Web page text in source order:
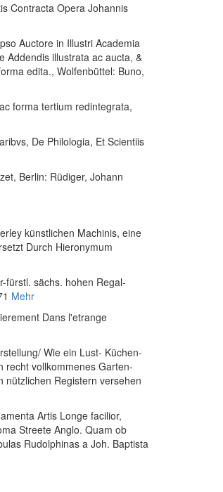
Contracta Opera Johannis
Auctore in Illustri Academia
Addendis illustrata ac aucta, &
edita., Wolfenbüttel: Buno,
forma tertium redintegrata,
De Philologia, Et Scientiis
, Berlin: Rüdiger, Johann
künstlichen Machinis, eine
Durch Hieronymum
fürstl. sächs. hohen Regal-
Mehr
Dans l'etrange
Wie ein Lust- Küchen-
recht vollkommenes Garten-
nützlichen Registern versehen
Artis Longe facilior,
Streete Anglo. Quam ob
Rudolphinas a Joh. Baptista